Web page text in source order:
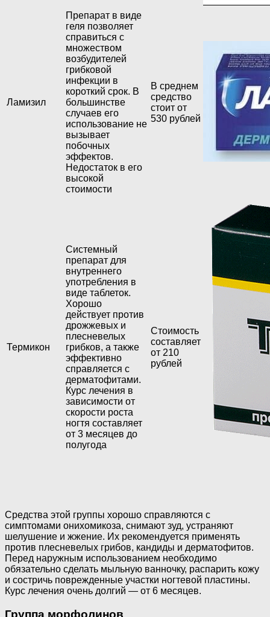
Ламизил
Препарат в виде
геля позволяет
справиться с
множеством
возбудителей
грибковой
инфекции в
короткий срок. В
большинстве
случаев его
использование не
вызывает
побочных
эффектов.
Недостаток в его
высокой
стоимости
В среднем
средство
стоит от
530 рублей
Термикон
Системный
препарат для
внутреннего
употребления в
виде таблеток.
Хорошо
действует против
дрожжевых и
плесневелых
грибков, а также
эффективно
справляется с
дерматофитами.
Курс лечения в
зависимости от
скорости роста
ногтя составляет
от 3 месяцев до
полугода
Стоимость
составляет
от 210
рублей
Средства этой группы хорошо справляются с
симптомами онихомикоза, снимают зуд, устраняют
шелушение и жжение. Их рекомендуется применять
против плесневелых грибов, кандиды и дерматофитов.
Перед наружным использованием необходимо
обязательно сделать мыльную ванночку, распарить кожу
и состричь поврежденные участки ногтевой пластины.
Курс лечения очень долгий — от 6 месяцев.
Группа морфолинов